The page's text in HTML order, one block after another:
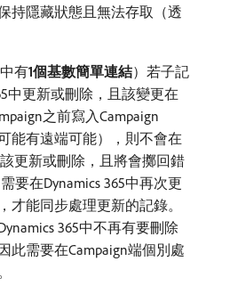
持隱藏狀態且無法存取（透
有​1個基數簡單連結）若子記
中更新或刪除，且該變更在
之前寫入Campaign
能有遠端可能），則不會在
更新或刪除，且將會擲回錯
要在Dynamics 365中再次更
才能同步處理更新的記錄。
365中不再有要刪除
此需要在Campaign端個別處